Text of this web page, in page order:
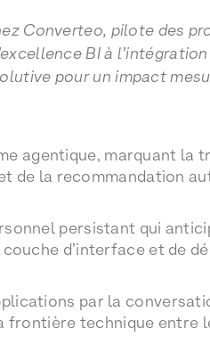
Converteo, pilote des
BI à l’intégration
pour un impact
agentique, marquant la
de la recommandation
persistant qui
d’interface et de
par la
frontière technique entre